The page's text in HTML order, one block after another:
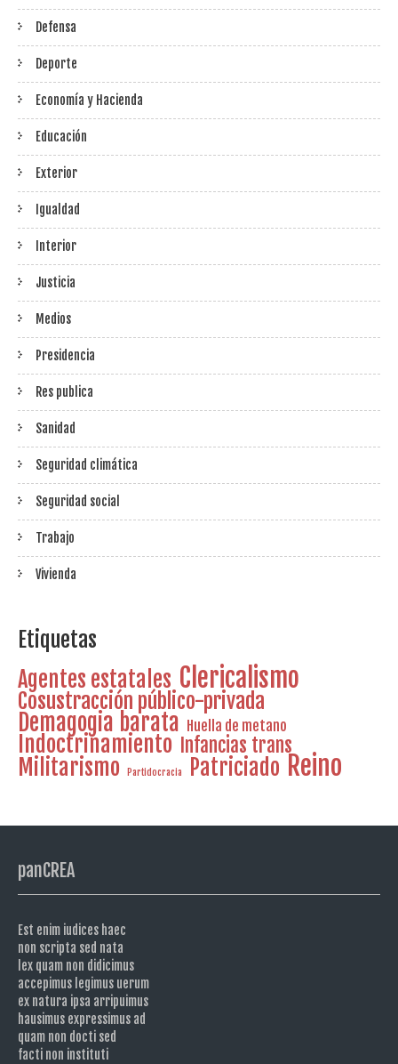
Defensa
Deporte
Economía y Hacienda
Educación
Exterior
Igualdad
Interior
Justicia
Medios
Presidencia
Res publica
Sanidad
Seguridad climática
Seguridad social
Trabajo
Vivienda
Etiquetas
Agentes estatales Clericalismo
Cosustracción público-privada
Demagogia barata Huella de metano
Indoctrinamiento Infancias trans
Militarismo Partidocracia Patriciado Reino
panCREA
Est enim iudices haec
non scripta sed nata
lex quam non didicimus
accepimus legimus uerum
ex natura ipsa arripuimus
hausimus expressimus ad
quam non docti sed
facti non instituti